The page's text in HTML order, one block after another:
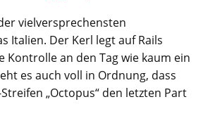
vielversprechensten
Italien. Der Kerl legt auf Rails
Kontrolle an den Tag wie kaum ein
es auch voll in Ordnung, dass
„Octopus“ den letzten Part